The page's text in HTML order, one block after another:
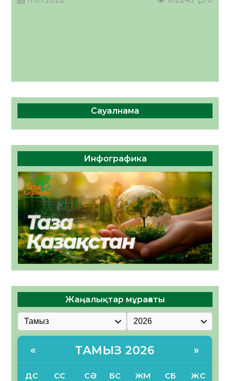
Сауалнама
Инфографика
Жаңалықтар мұрағаты
« ТАМЫЗ 2026 »
ДС СС СӘ БС ЖМ СБ ЖС